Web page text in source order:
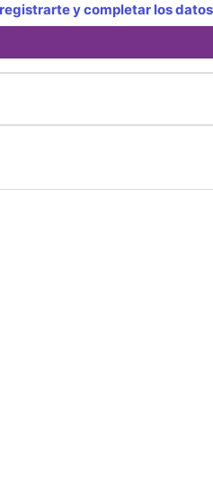
y completar los